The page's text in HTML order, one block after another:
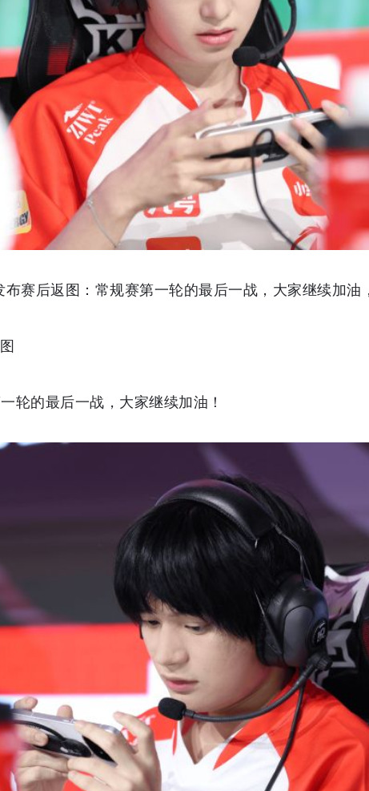
赛后返图：常规赛第一轮的最后一战，大家继续加油
轮的最后一战，大家继续加油！